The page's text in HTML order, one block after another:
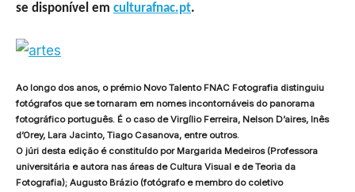
se disponível em culturafnac.pt.
Ao longo dos anos, o prémio Novo Talento FNAC Fotografia distinguiu
fotógrafos que se tornaram em nomes incontornáveis do panorama
fotográfico português. É o caso de Virgílio Ferreira, Nelson D’aires, Inês
d’Orey, Lara Jacinto, Tiago Casanova, entre outros.
O júri desta edição é constituído por Margarida Medeiros (Professora
universitária e autora nas áreas de Cultura Visual e de Teoria da
Fotografia); Augusto Brázio (fotógrafo e membro do coletivo